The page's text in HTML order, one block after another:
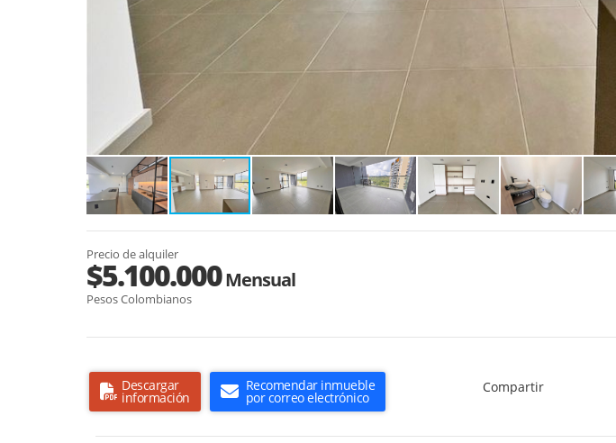
Precio de alquiler
$5.100.000Mensual
Pesos Colombianos
Descargar
información
Recomendar inmueble
por correo electrónico
Compartir